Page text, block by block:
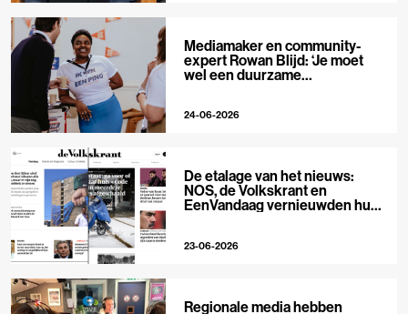
Mediamaker en community-
expert Rowan Blijd: ‘Je moet
wel een duurzame
24-06-2026
De etalage van het nieuws:
NOS, de Volkskrant en
EenVandaag vernieuwden hun
23-06-2026
Regionale media hebben